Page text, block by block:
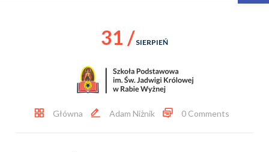
31 / SIERPIEŃ
Główna Adam Niżnik 0 Comments